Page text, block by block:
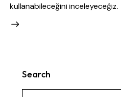
kullanabileceğini inceleyeceğiz.
Search